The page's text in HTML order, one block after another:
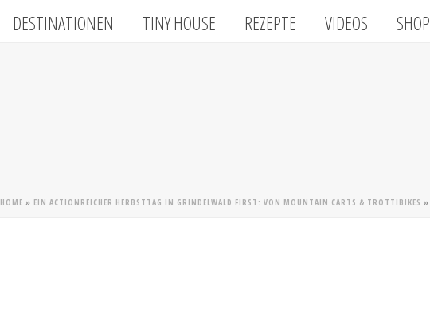
DESTINATIONEN TINY HOUSE REZEPTE VIDEOS SHOP
HOME » EIN ACTIONREICHER HERBSTTAG IN GRINDELWALD FIRST: VON MOUNTAIN CARTS & TROTTIBIKES »